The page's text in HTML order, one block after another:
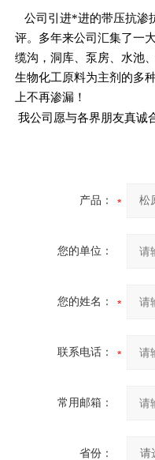
公司引进*进的带压抗渗
评。多年来公司汇集了一
缆沟，洞库、泵房、水池
生物化工原料为主剂的多
上不再渗漏！
我公司愿与各界朋友真诚
产品：
您的单位：
您的姓名：
联系电话：
常用邮箱：
省份：